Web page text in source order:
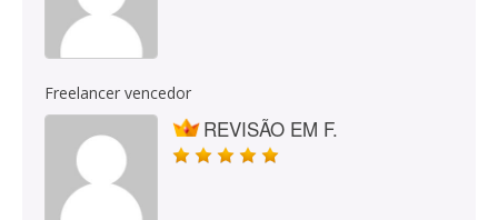
Freelancer vencedor
REVISÃO EM F.